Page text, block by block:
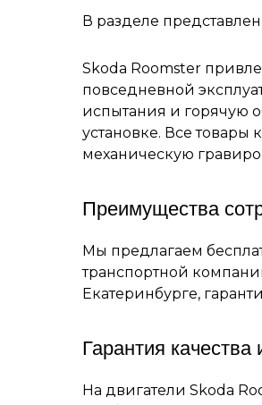
В разделе
Skoda Roomster
повседневной
испытания и горячую
установке. Все
механическую
Преимущества
Мы предлагаем
транспортной
Екатеринбурге,
Гарантия
На двигатели Skoda